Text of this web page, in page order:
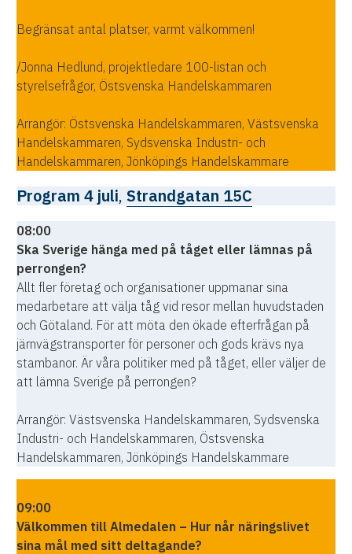
Begränsat antal platser, varmt välkommen!
/Jonna Hedlund, projektledare 100-listan och
styrelsefrågor, Östsvenska Handelskammaren
Arrangör: Östsvenska Handelskammaren, Västsvenska
Handelskammaren, Sydsvenska Industri- och
Handelskammaren, Jönköpings Handelskammare
Program 4 juli,Strandgatan 15C
08:00
Ska Sverige hänga med på tåget eller lämnas på
perrongen?
Allt fler företag och organisationer uppmanar sina
medarbetare att välja tåg vid resor mellan huvudstaden
och Götaland. För att möta den ökade efterfrågan på
järnvägstransporter för personer och gods krävs nya
stambanor. Är våra politiker med på tåget, eller väljer de
att lämna Sverige på perrongen?
Arrangör: Västsvenska Handelskammaren, Sydsvenska
Industri- och Handelskammaren, Östsvenska
Handelskammaren, Jönköpings Handelskammare
09:00
Välkommen till Almedalen – Hur når näringslivet
sina mål med sitt deltagande?